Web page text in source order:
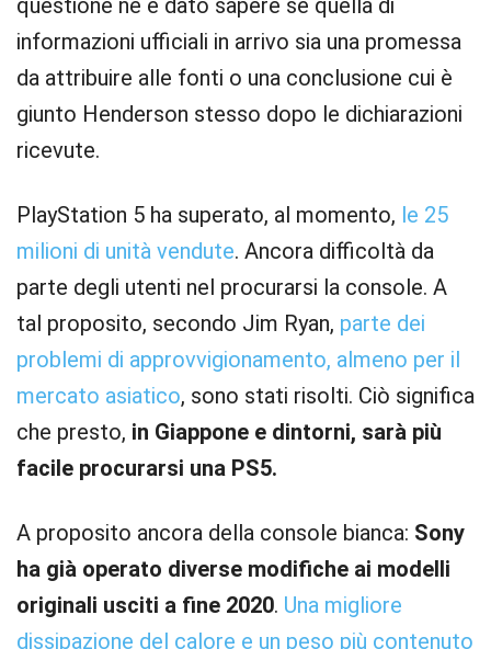
questione né è dato sapere se quella di
informazioni ufficiali in arrivo sia una promessa
da attribuire alle fonti o una conclusione cui è
giunto Henderson stesso dopo le dichiarazioni
ricevute.
PlayStation 5 ha superato, al momento, le 25
milioni di unità vendute. Ancora difficoltà da
parte degli utenti nel procurarsi la console. A
tal proposito, secondo Jim Ryan, parte dei
problemi di approvvigionamento, almeno per il
mercato asiatico, sono stati risolti. Ciò significa
che presto, in Giappone e dintorni, sarà più
facile procurarsi una PS5.
A proposito ancora della console bianca: Sony
ha già operato diverse modifiche ai modelli
originali usciti a fine 2020. Una migliore
dissipazione del calore e un peso più contenuto